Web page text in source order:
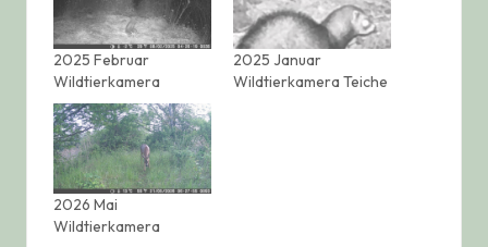
2025 Februar
Wildtierkamera
2025 Januar
Wildtierkamera Teiche
2026 Mai
Wildtierkamera